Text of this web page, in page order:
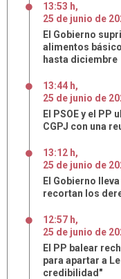
13:53 h,
25 de junio de
El Gobierno
alimentos
hasta diciembre
13:44 h,
25 de junio de
El PSOE y el PP
CGPJ con una
13:12 h,
25 de junio de
El Gobierno
recortan los
12:57 h,
25 de junio de
El PP balear
para apartar a
credibilidad"